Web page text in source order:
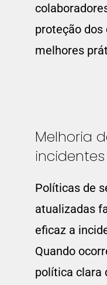
proteção dos
melhores
Melhoria
incidentes
Políticas de
atualizadas
eficaz a
Quando
política clara